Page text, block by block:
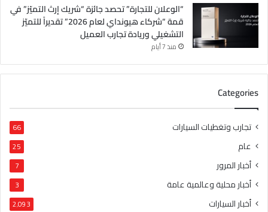
“الوعلان للتجارة” تحصد جائزة “شريك إرث التميّز” في
قمة “شركاء هيونداي لعام 2026” تقديراً للتميّز
التشغيلي وريادة تجارب العميل
منذ 7 أيام
Categories
تجارب وتغطيات السيارات 66
عام 25
أخبار المرور 7
أخبار محلية وعالمية عامة 3
أخبار السيارات 2٬093